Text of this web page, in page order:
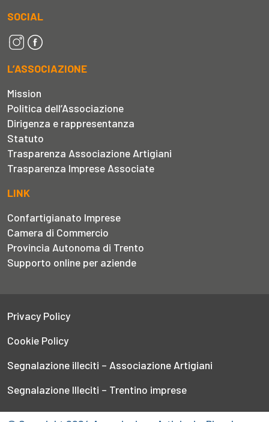
SOCIAL
L’ASSOCIAZIONE
Mission
Politica dell’Associazione
Dirigenza e rappresentanza
Statuto
Trasparenza Associazione Artigiani
Trasparenza Imprese Associate
LINK
Confartigianato Imprese
Camera di Commercio
Provincia Autonoma di Trento
Supporto online per aziende
Privacy Policy
Cookie Policy
Segnalazione illeciti – Associazione Artigiani
Segnalazione Illeciti – Trentino imprese